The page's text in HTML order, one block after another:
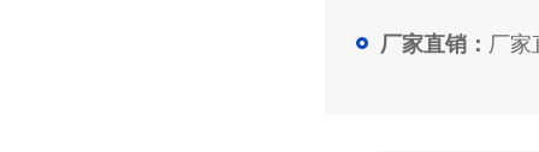
厂家直销： 厂家